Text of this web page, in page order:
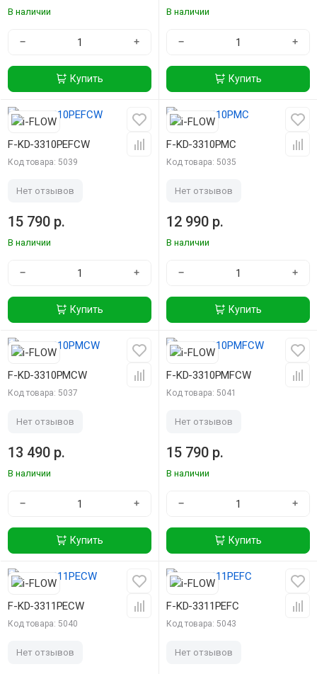
В наличии
− +
Купить
В наличии
− +
Купить
F-KD-3310PEFCW
Код товара: 5039
Нет отзывов
15 790 р.
В наличии
− +
Купить
F-KD-3310PMC
Код товара: 5035
Нет отзывов
12 990 р.
В наличии
− +
Купить
F-KD-3310PMCW
Код товара: 5037
Нет отзывов
13 490 р.
В наличии
− +
Купить
F-KD-3310PMFCW
Код товара: 5041
Нет отзывов
15 790 р.
В наличии
− +
Купить
F-KD-3311PECW
Код товара: 5040
Нет отзывов
F-KD-3311PEFC
Код товара: 5043
Нет отзывов